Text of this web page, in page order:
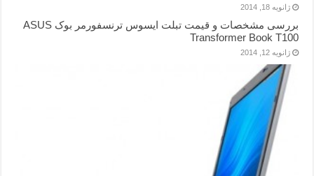
ژانویه 18, 2014
بررسی مشخصات و قیمت تبلت ایسوس ترنسفورمر بوک ASUS
Transformer Book T100
ژانویه 12, 2014